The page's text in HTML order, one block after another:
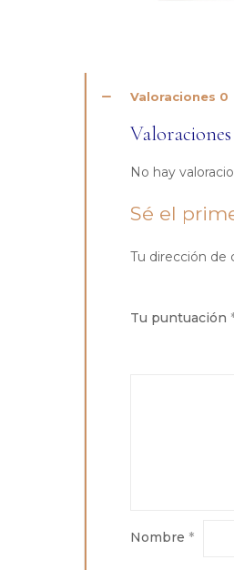
Valoraciones 0
Valoraciones
No hay
Sé el
Tu dirección de
Tu puntuación
Nombre *